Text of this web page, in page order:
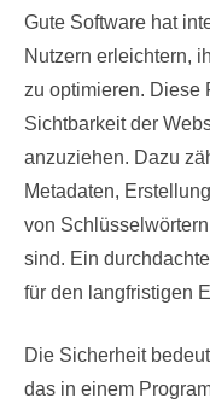
Gute Software hat
Nutzern erleichtern,
zu optimieren. Diese
Sichtbarkeit der
anzuziehen. Dazu
Metadaten,
von
sind. Ein
für den langfristigen
Die Sicherheit
das in einem